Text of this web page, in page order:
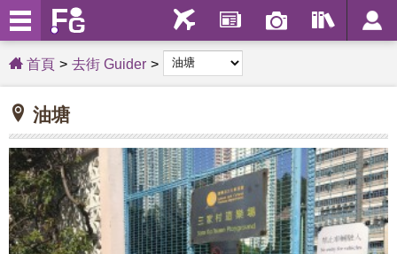
首頁 去街 Guider
油塘